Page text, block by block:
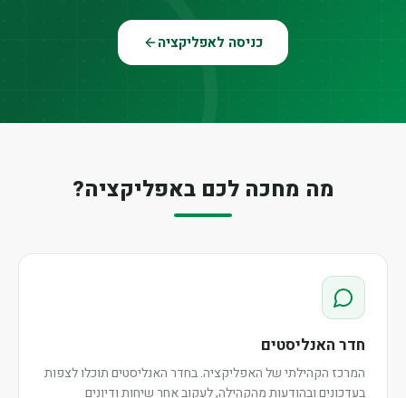
כניסה לאפליקציה
מה מחכה לכם באפליקציה?
חדר האנליסטים
המרכז הקהילתי של האפליקציה. בחדר האנליסטים תוכלו לצפות
בעדכונים ובהודעות מהקהילה, לעקוב אחר שיחות ודיונים